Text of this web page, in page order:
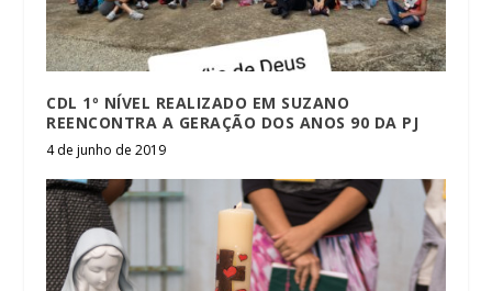
CDL 1º NÍVEL REALIZADO EM SUZANO
REENCONTRA A GERAÇÃO DOS ANOS 90 DA PJ
4 de junho de 2019